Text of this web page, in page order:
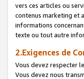
vers ces articles ou
contenus marketing et
informations
texte ou tout autre
2.Exigences de
Vous devez respecter
Vous devez nous